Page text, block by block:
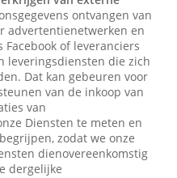
ontvangen van
advertentienetwerken en
of leveranciers
leveringsdiensten die zich
Dat kan gebeuren voor
van de inkoop van
van
Diensten te meten en
zodat we onze
dienovereenkomstig
dergelijke